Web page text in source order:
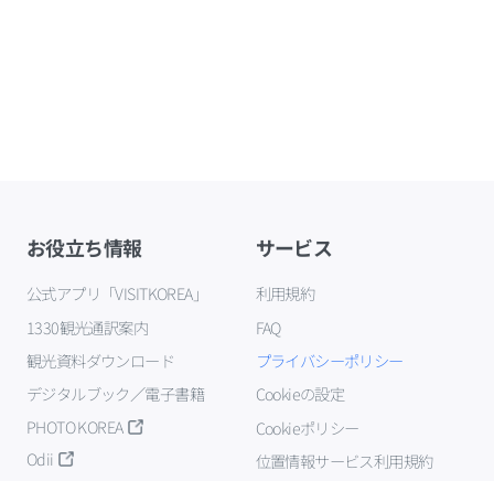
お役立ち情報
公式アプリ「VISITKOREA」
1330観光通訳案内
観光資料ダウンロード
デジタルブック／電子書籍
PHOTO KOREA
Odii
サービス
利用規約
FAQ
プライバシーポリシー
Cookieの設定
Cookieポリシー
位置情報サービス利用規約